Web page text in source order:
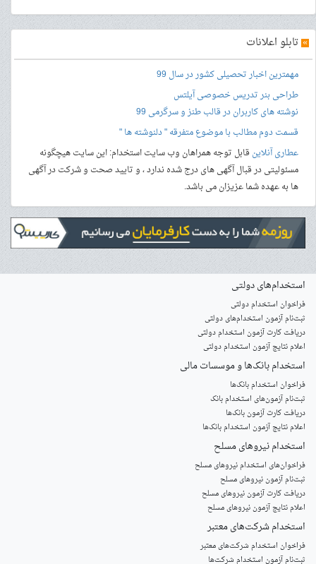
» تابلو اعلانات
مهمترین اخبار تحصیلی کشور در سال 99
طراحی بنرتدریس خصوصی آیلتس
نوشته های کاربران در قالب طنز و سرگرمی 99
قسمت دوم مطالب با موضوع متفرقه " دلنوشته ها "
عطاری آنلاینقابل توجه همراهان وب سایت استخدام: این سایت هیچگونه
مسئولیتی در قبال آگهی های درج شده ندارد ، و تایید صحت و شرکت در آگهی
ها به عهده شما عزیزان می باشد.
استخدام‌های دولتی
فراخوان استخدام دولتی
ثبت‌نام آزمون‌ استخدام‌های دولتی
دریافت کارت آزمون استخدام دولتی
اعلام نتایج آزمون استخدام دولتی
استخدام‌ بانک‌ها و موسسات مالی
فراخوان استخدام بانک‌ها
‌ثبت‌نام آزمون‌های استخدام بانک
دریافت کارت آزمون بانک‌ها
اعلام نتایج آزمون استخدام بانک‌ها
استخدام‌ نیروهای مسلح
‌فراخوان‌های استخدام‌ نیروهای مسلح
ثبت‌نام آزمون نیروهای مسلح
دریافت کارت آزمون نیروهای مسلح
اعلام نتایج آزمون نیروهای مسلح
استخدام‌ شرکت‌های معتبر
فراخوان استخدام شرکت‌های معتبر
ثبت‌نام آزمون استخدام شرکت‌ها